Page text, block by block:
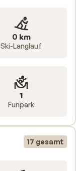
0 km
Ski-Langlauf
1
Funpark
17 gesamt